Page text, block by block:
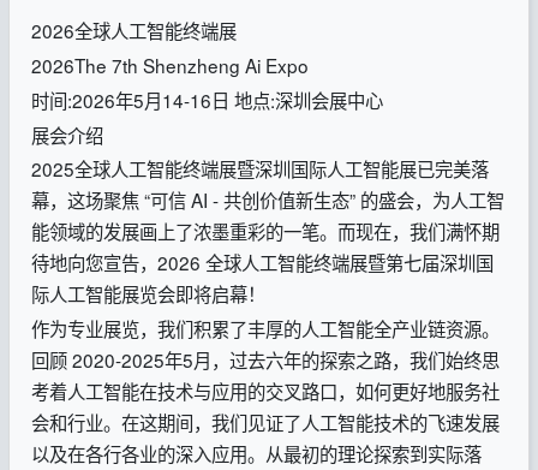
2026全球人工智能终端展
2026The 7th Shenzheng Ai Expo
时间:2026年5月14-16日 地点:深圳会展中心
展会介绍
2025全球人工智能终端展暨深圳国际人工智能展已完美落
幕，这场聚焦 “可信 AI - 共创价值新生态” 的盛会，为人工智
能领域的发展画上了浓墨重彩的一笔。而现在，我们满怀期
待地向您宣告，2026 全球人工智能终端展暨第七届深圳国
际人工智能展览会即将启幕！
作为专业展览，我们积累了丰厚的人工智能全产业链资源。
回顾 2020-2025年5月，过去六年的探索之路，我们始终思
考着人工智能在技术与应用的交叉路口，如何更好地服务社
会和行业。在这期间，我们见证了人工智能技术的飞速发展
以及在各行各业的深入应用。从最初的理论探索到实际落